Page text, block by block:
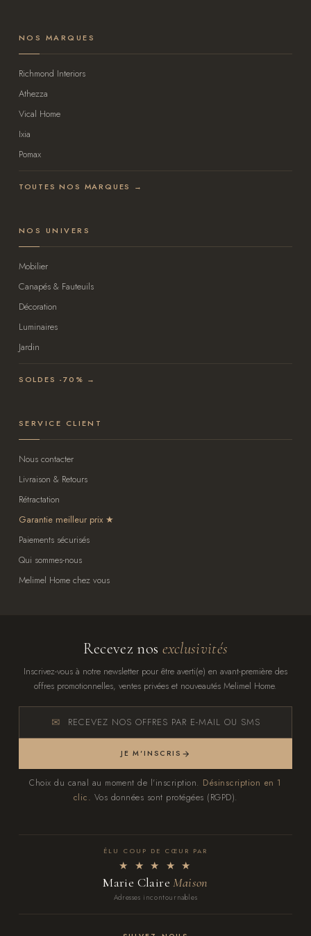
NOS MARQUES
Richmond Interiors
Athezza
Vical Home
Ixia
Pomax
TOUTES NOS MARQUES →
NOS UNIVERS
Mobilier
Canapés & Fauteuils
Décoration
Luminaires
Jardin
SOLDES -70% →
SERVICE CLIENT
Nous contacter
Livraison & Retours
Rétractation
Garantie meilleur prix
Paiements sécurisés
Qui sommes-nous
Melimel Home chez vous
Recevez nos exclusivités
Inscrivez-vous à notre newsletter pour être averti(e) en avant-première des
offres promotionnelles, ventes privées et nouveautés Melimel Home.
RECEVEZ NOS OFFRES PAR E-MAIL OU SMS
JE M'INSCRIS
Choix du canal au moment de l'inscription. Désinscription en 1
clic. Vos données sont protégées (RGPD).
ÉLU COUP DE CŒUR PAR
★ ★ ★ ★ ★
Marie ClaireMaison
Adresses incontournables